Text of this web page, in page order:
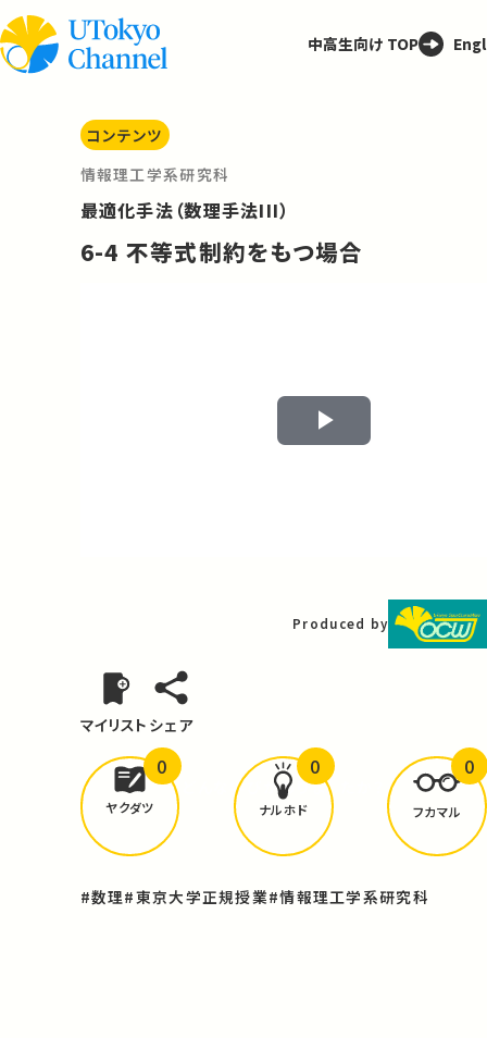
中高生向け TOP
コンテンツ
情報理工学系研究科
最適化手法（数理手法III）
6-4 不等式制約をもつ場合
Play
Produced by
マイリスト シェア
どんな学びがありましたか？
ヤクダツ
0
ナルホド
0
フカマル
0
#数理#東京大学正規授業#情報理工学系研究科